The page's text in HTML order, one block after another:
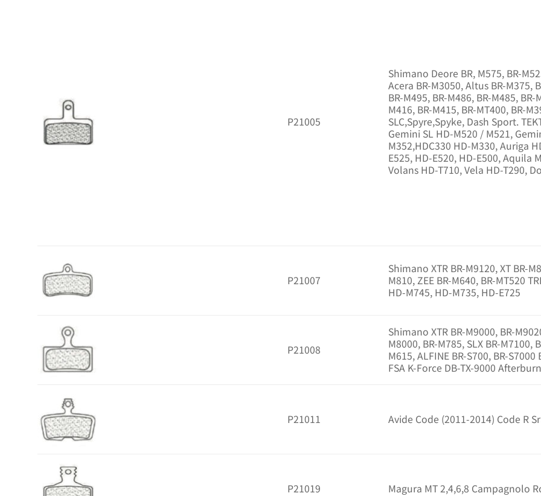
P21005
Shimano Deore BR, M575, BR-
Acera BR-M3050, Altus BR-M375,
BR-M495, BR-M486, BR-M485,
M416, BR-M415, BR-MT400, BR-
SLC,Spyre,Spyke, Dash Sport.
Gemini SL HD-M520 / M521,
M352,HDC330 HD-M330, Auriga
E525, HD-E520, HD-E500, Aquila
Volans HD-T710, Vela HD-T290,
P21007
Shimano XTR BR-M9120, XT BR-
M810, ZEE BR-M640, BR-MT520
HD-M745, HD-M735, HD-E725
P21008
Shimano XTR BR-M9000, BR-
M8000, BR-M785, SLX BR-M7100,
M615, ALFINE BR-S700, BR-S7000
FSA K-Force DB-TX-9000
P21011 Avide Code (2011-2014) Code R
P21019 Magura MT 2,4,6,8 Campagnolo